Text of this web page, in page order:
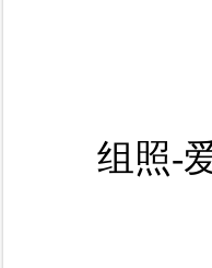
组照-